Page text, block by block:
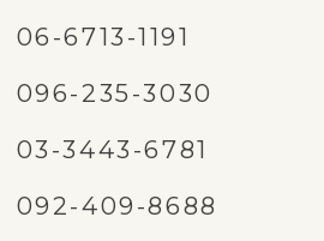
06-6713-1191
096-235-3030
03-3443-6781
092-409-8688